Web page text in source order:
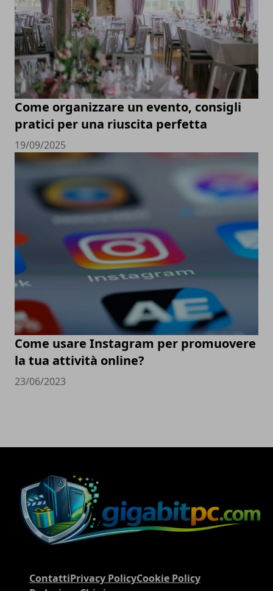
Come organizzare un evento, consigli
pratici per una riuscita perfetta
19/09/2025
Come usare Instagram per promuovere
la tua attività online?
23/06/2023
ContattiPrivacy PolicyCookie Policy